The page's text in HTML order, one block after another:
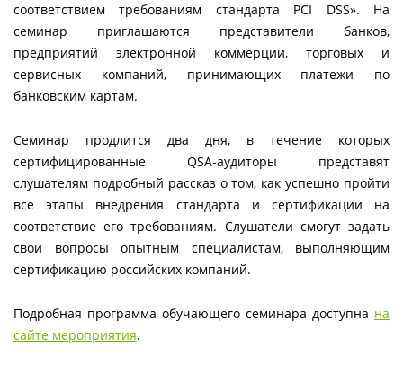
соответствием требованиям стандарта PCI DSS». На
семинар приглашаются представители банков,
предприятий электронной коммерции, торговых и
сервисных компаний, принимающих платежи по
банковским картам.
Семинар продлится два дня, в течение которых
сертифицированные QSA-аудиторы представят
слушателям подробный рассказ о том, как успешно пройти
все этапы внедрения стандарта и сертификации на
соответствие его требованиям. Слушатели смогут задать
свои вопросы опытным специалистам, выполняющим
сертификацию российских компаний.
Подробная программа обучающего семинара доступна на
сайте мероприятия.